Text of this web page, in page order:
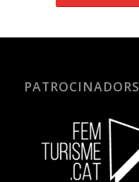
PATROCINADORS